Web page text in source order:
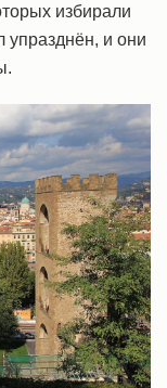
избирали
и они